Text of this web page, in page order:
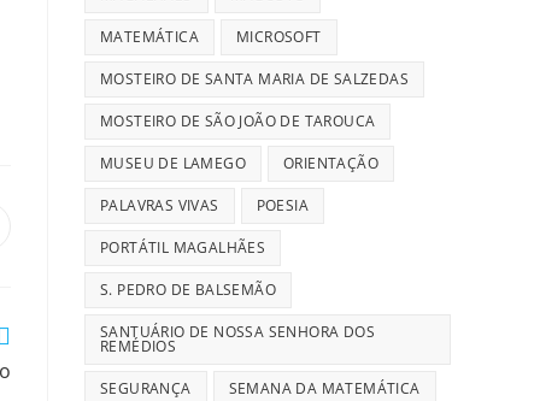
MATEMÁTICA MICROSOFT
MOSTEIRO DE SANTA MARIA DE SALZEDAS
MOSTEIRO DE SÃO JOÃO DE TAROUCA
MUSEU DE LAMEGO ORIENTAÇÃO
PALAVRAS VIVAS POESIA
PORTÁTIL MAGALHÃES
S. PEDRO DE BALSEMÃO
SANTUÁRIO DE NOSSA SENHORA DOS
REMÉDIOS
SEGURANÇA SEMANA DA MATEMÁTICA